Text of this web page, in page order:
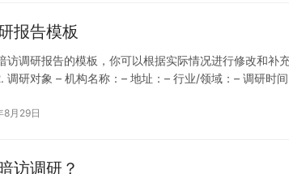
报告模板
访调研报告的模板，你可以根据实际情况进行修改和
调研对象 – 机构名称：– 地址：– 行业/领域：– 调研时
8月29日
访调研？